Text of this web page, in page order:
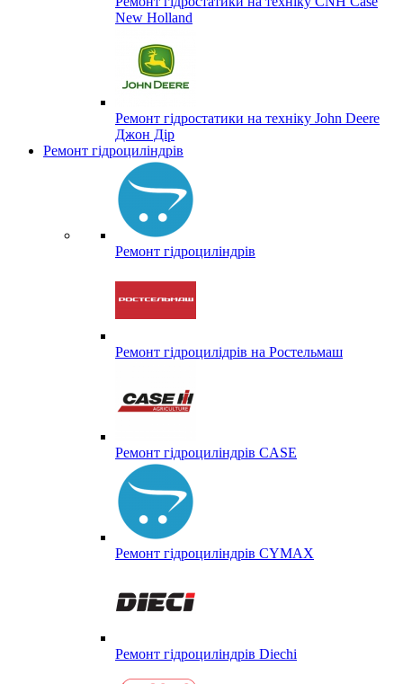
New Holland
Ремонт гідростатики на техніку John Deere
Джон Дір
Ремонт гідроциліндрів
Ремонт гідроциліндрів
Ремонт гідроцилідрів на Ростельмаш
Ремонт гідроциліндрів CASE
Ремонт гідроциліндрів CYMAX
Ремонт гідроциліндрів Diechi